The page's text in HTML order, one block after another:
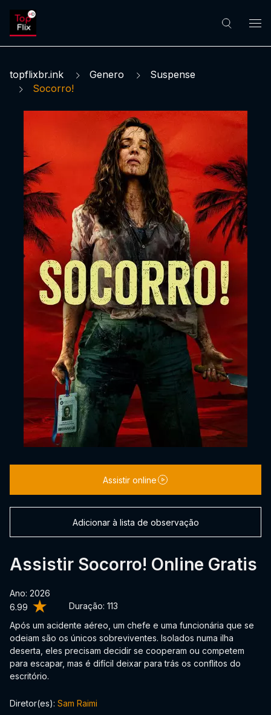
topflixbr.ink Genero
Suspense
Socorro!
6.99 Duração: 113
Assistir Socorro! Online Gratis
Ano: 2026
Após um acidente aéreo, um chefe e uma funcionária que se
odeiam são os únicos sobreviventes. Isolados numa ilha
deserta, eles precisam decidir se cooperam ou competem
para escapar, mas é difícil deixar para trás os conflitos do
escritório.
Assistir online
Adicionar à lista de observação
Diretor(es): Sam Raimi